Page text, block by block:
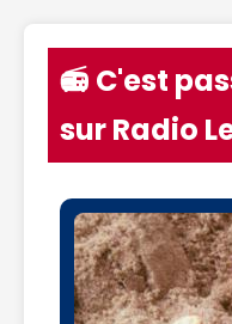
📻 C'est
sur Radio